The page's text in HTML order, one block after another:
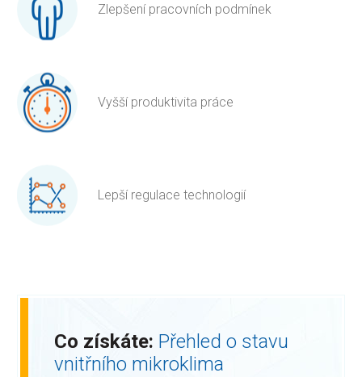
Zlepšení pracovních podmínek
Vyšší produktivita práce
Lepší regulace technologií
Co získáte: Přehled o stavu
vnitřního mikroklima